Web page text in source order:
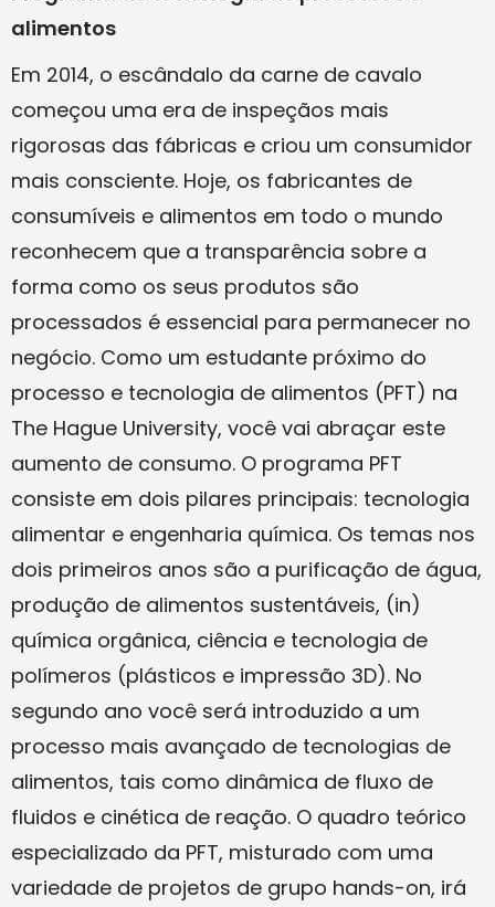
alimentos
Em 2014, o escândalo da carne de cavalo
começou uma era de inspeçãos mais
rigorosas das fábricas e criou um consumidor
mais consciente. Hoje, os fabricantes de
consumíveis e alimentos em todo o mundo
reconhecem que a transparência sobre a
forma como os seus produtos são
processados é essencial para permanecer no
negócio. Como um estudante próximo do
processo e tecnologia de alimentos (PFT) na
The Hague University, você vai abraçar este
aumento de consumo. O programa PFT
consiste em dois pilares principais: tecnologia
alimentar e engenharia química. Os temas nos
dois primeiros anos são a purificação de água,
produção de alimentos sustentáveis, (in)
química orgânica, ciência e tecnologia de
polímeros (plásticos e impressão 3D). No
segundo ano você será introduzido a um
processo mais avançado de tecnologias de
alimentos, tais como dinâmica de fluxo de
fluidos e cinética de reação. O quadro teórico
especializado da PFT, misturado com uma
variedade de projetos de grupo hands-on, irá